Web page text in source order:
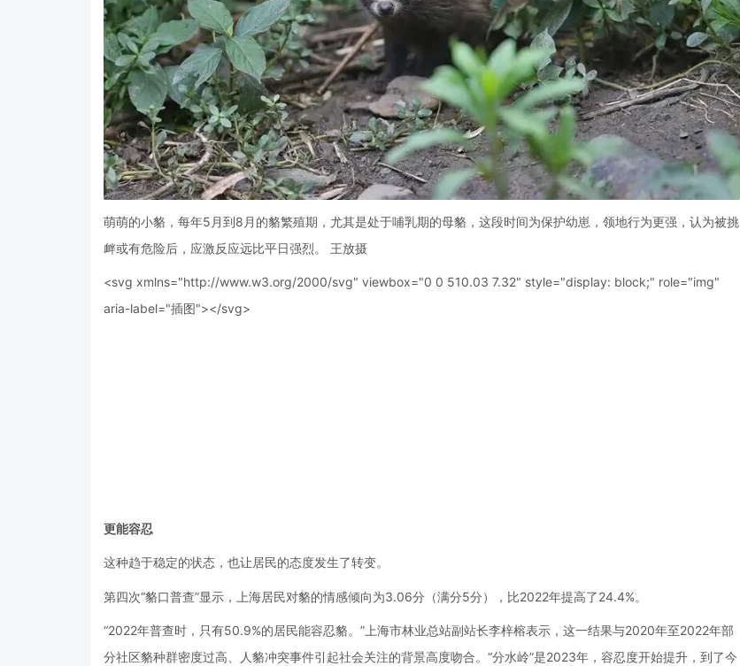
萌萌的小貉，每年5月到8月的貉繁殖期，尤其是处于哺乳期的母貉，这段时间为保护幼崽，领地行为更强，认为被挑
衅或有危险后，应激反应远比平日强烈。 王放摄
<svg xmlns="http://www.w3.org/2000/svg" viewbox="0 0 510.03 7.32" style="display: block;" role="img"
aria-label="插图"></svg>
更能容忍
这种趋于稳定的状态，也让居民的态度发生了转变。
第四次“貉口普查”显示，上海居民对貉的情感倾向为3.06分（满分5分），比2022年提高了24.4%。
“2022年普查时，只有50.9%的居民能容忍貉。”上海市林业总站副站长李梓榕表示，这一结果与2020年至2022年部
分社区貉种群密度过高、人貉冲突事件引起社会关注的背景高度吻合。“分水岭”是2023年，容忍度开始提升，到了今